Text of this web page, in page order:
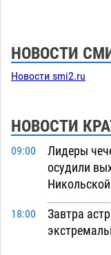
НОВОСТИ
Новости smi2.ru
НОВОСТИ
09:00
Лидеры
осудили
Никольской
18:00
Завтра